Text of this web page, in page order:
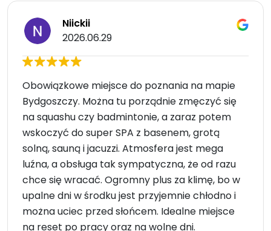
Niickii
2026.06.29
Obowiązkowe miejsce do poznania na mapie
Bydgoszczy. Można tu porządnie zmęczyć się
na squashu czy badmintonie, a zaraz potem
wskoczyć do super SPA z basenem, grotą
solną, sauną i jacuzzi. Atmosfera jest mega
luźna, a obsługa tak sympatyczna, że od razu
chce się wracać. Ogromny plus za klimę, bo w
upalne dni w środku jest przyjemnie chłodno i
można uciec przed słońcem. Idealne miejsce
na reset po pracy oraz na wolne dni.